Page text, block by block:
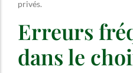
privés.
Erreurs
dans le